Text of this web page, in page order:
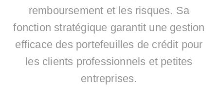
remboursement et les risques. Sa
fonction stratégique garantit une gestion
efficace des portefeuilles de crédit pour
les clients professionnels et petites
entreprises.